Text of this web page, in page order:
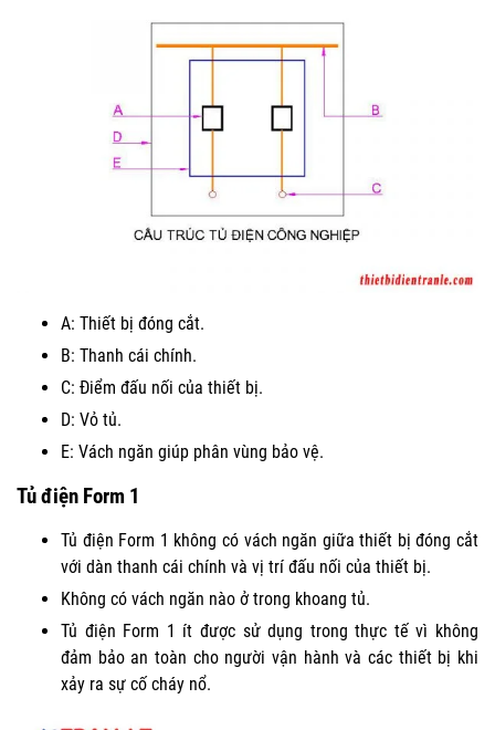
A: Thiết bị đóng cắt.
B: Thanh cái chính.
C: Điểm đấu nối của thiết bị.
D: Vỏ tủ.
E: Vách ngăn giúp phân vùng bảo vệ.
Tủ điện Form 1
Tủ điện Form 1 không có vách ngăn giữa thiết bị đóng cắt
với dàn thanh cái chính và vị trí đấu nối của thiết bị.
Không có vách ngăn nào ở trong khoang tủ.
Tủ điện Form 1 ít được sử dụng trong thực tế vì không
đảm bảo an toàn cho người vận hành và các thiết bị khi
xảy ra sự cố cháy nổ.